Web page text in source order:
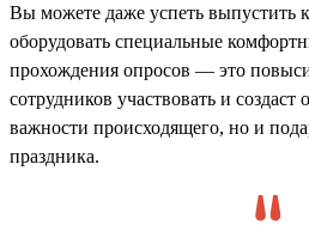
Вы можете даже успеть выпустить
оборудовать специальные
прохождения опросов — это
сотрудников участвовать и
важности происходящего, но и
праздника.